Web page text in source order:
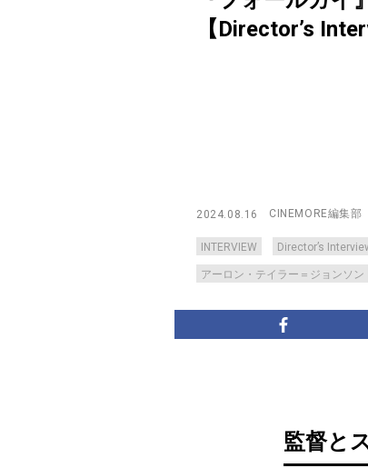
【Director’s
2024.08.16 CINEMORE編集部
INTERVIEW Director’s
アーロン・テイラー＝ジョンソン
監督と